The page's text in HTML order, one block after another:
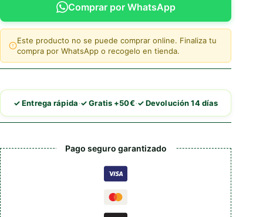
Comprar por WhatsApp
Este producto no se puede comprar online. Finaliza tu
compra por WhatsApp o recogelo en tienda.
✓ Entrega rápida·✓ Gratis +50€·✓ Devolución 14 días
Pago seguro garantizado